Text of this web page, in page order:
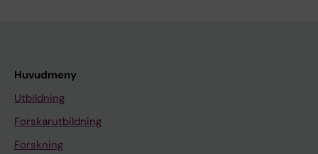
Huvudmeny
Utbildning
Forskarutbildning
Forskning